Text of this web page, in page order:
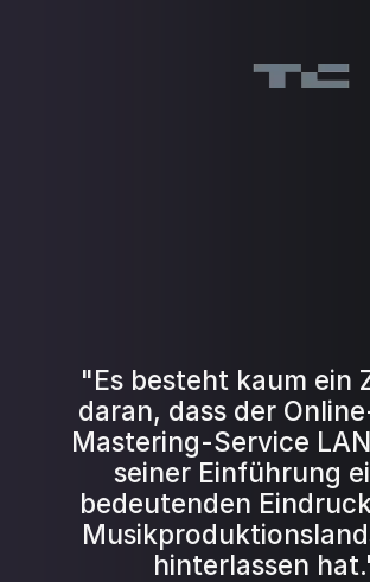
"Es besteht kaum ein
daran, dass der
Mastering-Service
seiner Einführung
bedeutenden
hinterlassen